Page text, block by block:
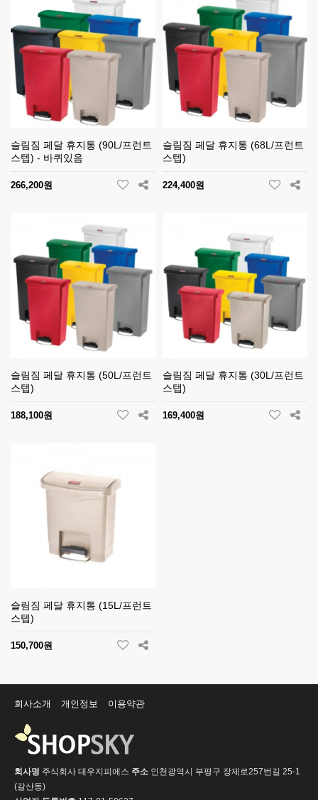
슬림짐 페달 휴지통 (90L/프런트
스텝) - 바퀴있음
266,200원
슬림짐 페달 휴지통 (68L/프런트
스텝)
224,400원
슬림짐 페달 휴지통 (50L/프런트
스텝)
188,100원
슬림짐 페달 휴지통 (30L/프런트
스텝)
169,400원
슬림짐 페달 휴지통 (15L/프런트
스텝)
150,700원
회사소개 개인정보 이용약관
회사명 주식회사 대우지피에스 주소 인천광역시 부평구 장제로257번길 25-1
(갈산동)